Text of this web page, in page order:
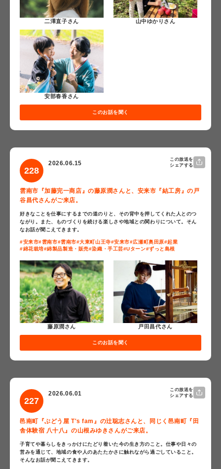
このお話を聞く
二澤直子さん 山中ゆかりさん
安部春香さん
228
2026.06.15
雲南市『加藤完一商店』の藤原潤さんと、安来市『結工房』の戸
谷昌代さんがご来店。
好きなことを仕事にするまでの道のりと、その背中を押してくれた人とのつ
ながり。また、ものづくりを続ける楽しさや地域との関わりについて。そん
なお話が聞こえてきます。
#安来市#雲南市#雲南市#大東町山王寺#安来市#広瀬町奥田原#起業
#綿花栽培#綿製品製造・販売#染織・手工芸#Uターン#ずっと島根
このお話を聞く
藤原潤さん 戸田昌代さん
この放送を
シェアする
227
2026.06.01
邑南町『ぶどう屋 T's fam』の辻聡志さんと、同じく邑南町『田
舎体験宿 八十八』の山根みゆきさんがご来店。
子育てや暮らしをきっかけにたどり着いた今の生き方のこと。仕事や日々の
営みを通じて、地域の食や人のあたたかさに触れながら過ごしていること。
そんなお話が聞こえてきます。
この放送を
シェアする